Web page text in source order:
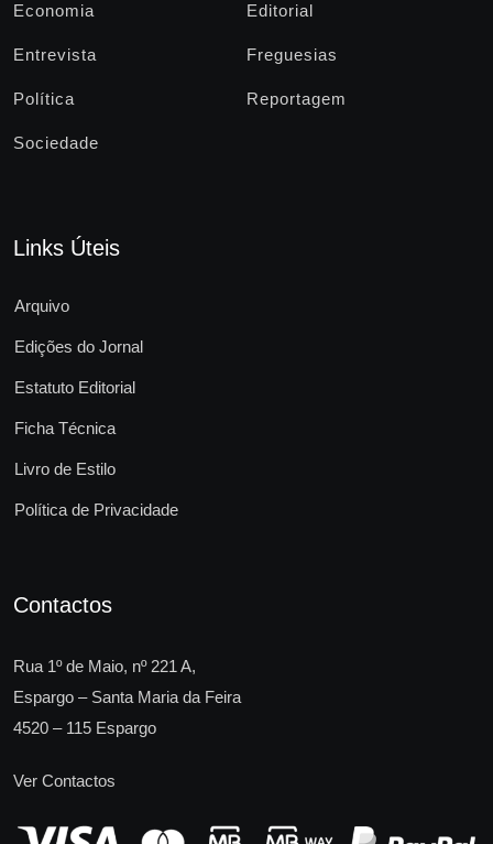
Economia Editorial
Entrevista Freguesias
Política Reportagem
Sociedade
Links Úteis
Arquivo
Edições do Jornal
Estatuto Editorial
Ficha Técnica
Livro de Estilo
Política de Privacidade
Contactos
Rua 1º de Maio, nº 221 A,
Espargo – Santa Maria da Feira
4520 – 115 Espargo
Ver Contactos